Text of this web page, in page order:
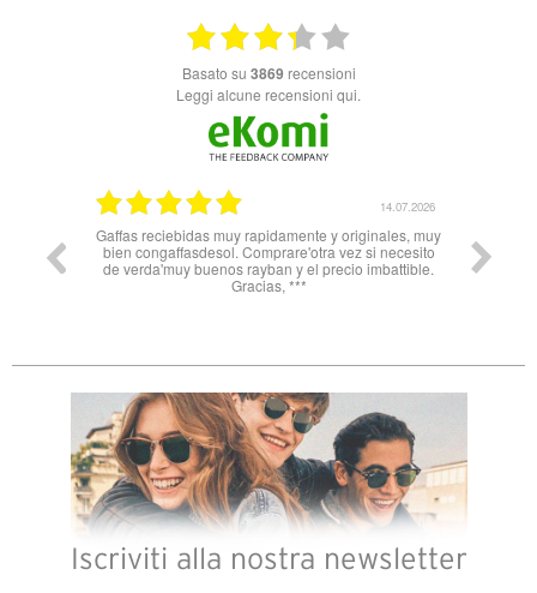
basato su 3869 recensioni
Leggi alcune recensioni qui.
14.07.2026
Gaffas reciebidas muy rapidamente y originales, muy
bien congaffasdesol. Comprare'otra vez si necesito
de verda'muy buenos rayban y el precio imbattible.
Gracias, ***
Iscriviti alla nostra newsletter